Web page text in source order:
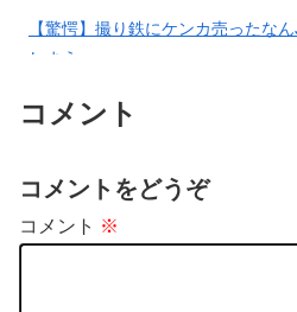
専門家「日本車はダサい、見て
て恥ずかしい」
原
男
通に走ってるｗｗｗｗｗｗｗｗ
ｗｗｗｗｗｗｗｗ
【驚愕】撮り鉄にケンカ売ったな
しまうwww
コメント
コメントをどうぞ
コメント ※